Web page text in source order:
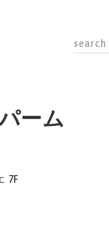
ーム
7F